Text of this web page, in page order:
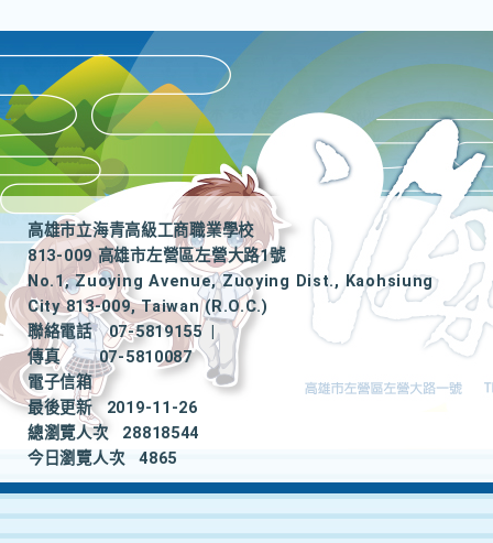
高雄市立海青高級工商職業學校
813-009 高雄市左營區左營大路1號
No.1, Zuoying Avenue, Zuoying Dist., Kaohsiung
City 813-009, Taiwan (R.O.C.)
聯絡電話
07-5819155
|
傳真
07-5810087
電子信箱
最後更新
2019-11-26
總瀏覽人次
28818544
今日瀏覽人次
4865